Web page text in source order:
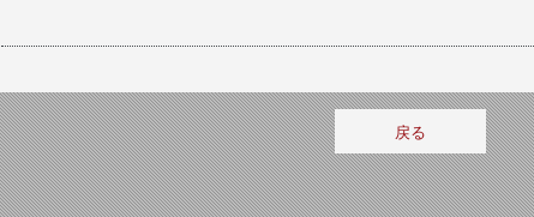
戻る